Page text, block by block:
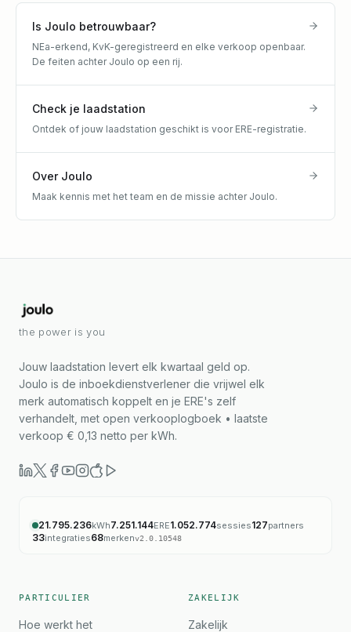
Is Joulo betrouwbaar?
NEa-erkend, KvK-geregistreerd en elke verkoop openbaar.
De feiten achter Joulo op een rij.
Check je laadstation
Ontdek of jouw laadstation geschikt is voor ERE-registratie.
Over Joulo
Maak kennis met het team en de missie achter Joulo.
the power is you
Jouw laadstation levert elk kwartaal geld op.
Joulo is de inboekdienstverlener die vrijwel elk
merk automatisch koppelt en je ERE's zelf
verhandelt, met open verkooplogboek • laatste
verkoop € 0,13 netto per kWh.
21.795.236kWh7.251.144ERE1.052.774sessies127partners
33integraties68merkenv2.0.10548
PARTICULIER
Hoe werkt het
ZAKELIJK
Zakelijk